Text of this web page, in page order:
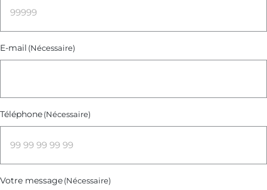
E-mail (Nécessaire)
Téléphone(Nécessaire)
Votre message(Nécessaire)